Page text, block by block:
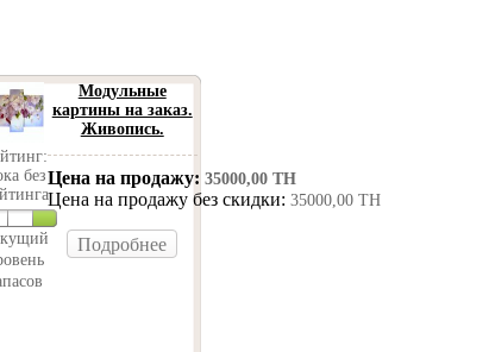
ТН
без
Модульные
картины на заказ.
Живопись.
Цена на продажу: 35000,00 ТН
Цена на продажу без скидки: 35000,00 ТН
Подробнее